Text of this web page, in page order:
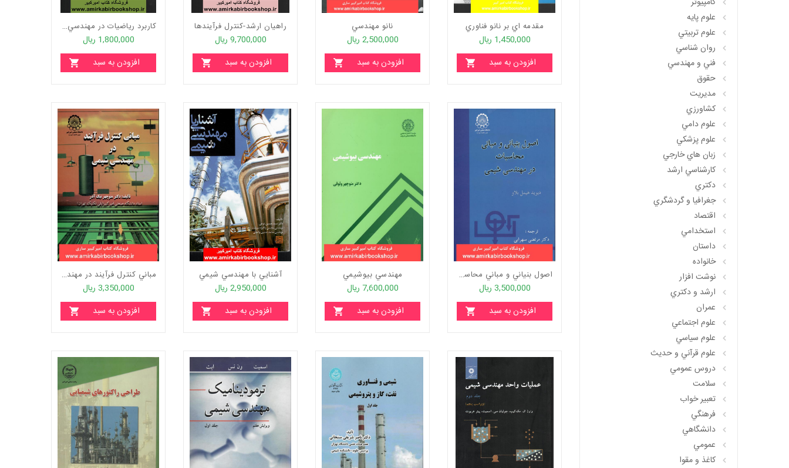
مقدمه اي بر نانو فناوري
1,450,000 ریال
افزودن به سبد
نانو مهندسي
2,500,000 ریال
افزودن به سبد
راهيان ارشد-کنترل فرآيندها
9,700,000 ریال
افزودن به سبد
کاربرد رياضيات در مهندسي شيمي-جلد اول(مدلسازي رياضي و روشهاي تحليلي)
1,800,000 ریال
افزودن به سبد
اصول بنياني و مباني محاسبات در مهندسي شيمي
3,500,000 ریال
افزودن به سبد
مهندسي بيوشيمي
7,600,000 ریال
افزودن به سبد
آشنايي با مهندسي شيمي
2,950,000 ریال
افزودن به سبد
مباني کنترل فرآيند در مهندسي شيمي
3,350,000 ریال
افزودن به سبد
علوم پايه
علوم تربيتي
روان شناسي
فني و مهندسي
حقوق
مديريت
کشاورزي
علوم دامي
علوم پزشکي
زبان هاي خارجي
کارشناسي ارشد
دکتري
جغرافيا و گردشگري
اقتصاد
استخدامي
داستان
خانواده
نوشت افزار
ارشد و دکتري
عمران
علوم اجتماعي
علوم سياسي
علوم قرآني و حديث
دروس عمومي
سلامت
تعبير خواب
فرهنگي
دانشگاهي
عمومي
کاغذ و مقوا